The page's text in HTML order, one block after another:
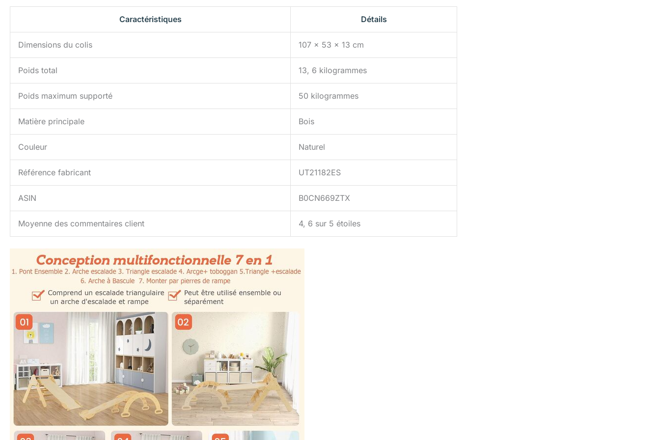
Caractéristiques Détails
Dimensions du colis 107 x 53 x 13 cm
Poids total 13, 6 kilogrammes
Poids maximum supporté 50 kilogrammes
Matière principale Bois
Couleur Naturel
Référence fabricant UT21182ES
ASIN B0CN669ZTX
Moyenne des commentaires client 4, 6 sur 5 étoiles